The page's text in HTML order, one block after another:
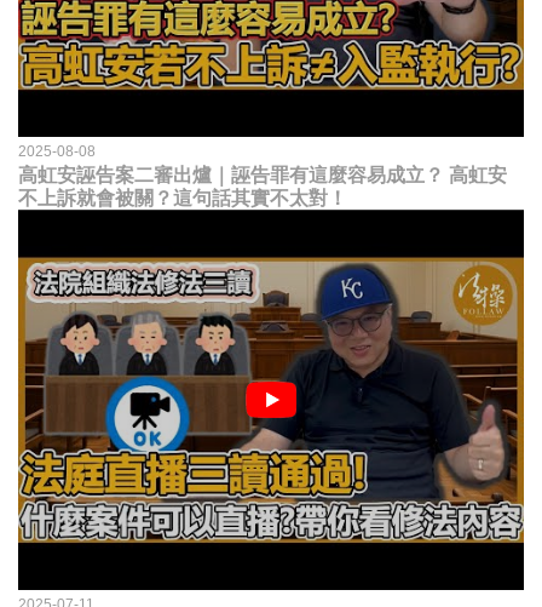
2025-08-08
高虹安誣告案二審出爐｜誣告罪有這麼容易成立？ 高虹安
不上訴就會被關？這句話其實不太對！